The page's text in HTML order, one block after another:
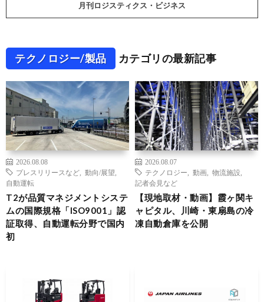
月刊ロジスティクス・ビジネス
テクノロジー/製品 カテゴリの最新記事
2026.08.08
プレスリリースなど
動向/展望
自動運転
T2が品質マネジメントシステ
ムの国際規格「ISO9001」認
証取得、自動運転分野で国内
初
2026.08.07
テクノロジー
動画 物流施設
記者会見など
【現地取材・動画】霞ヶ関キ
ャピタル、川崎・東扇島の冷
凍自動倉庫を公開